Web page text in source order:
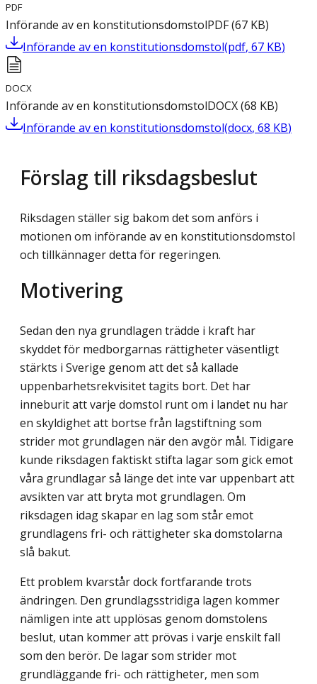
PDF
Införande av en konstitutionsdomstolPDF(67 KB)
Införande av en konstitutionsdomstol(pdf, 67 KB)
DOCX
Införande av en konstitutionsdomstolDOCX(68 KB)
Införande av en konstitutionsdomstol(docx, 68 KB)
Förslag till riksdagsbeslut
Riksdagen ställer sig bakom det som anförs i
motionen om införande av en konstitutionsdomstol
och tillkännager detta för regeringen.
Motivering
Sedan den nya grundlagen trädde i kraft har
skyddet för medborgarnas rättigheter väsentligt
stärkts i Sverige genom att det så kallade
uppenbarhetsrekvisitet tagits bort. Det har
inneburit att varje domstol runt om i landet nu har
en skyldighet att bortse från lagstiftning som
strider mot grundlagen när den avgör mål. Tidigare
kunde riksdagen faktiskt stifta lagar som gick emot
våra grundlagar så länge det inte var uppenbart att
avsikten var att bryta mot grundlagen. Om
riksdagen idag skapar en lag som står emot
grundlagens fri- och rättigheter ska domstolarna
slå bakut.
Ett problem kvarstår dock fortfarande trots
ändringen. Den grundlagsstridiga lagen kommer
nämligen inte att upplösas genom domstolens
beslut, utan kommer att prövas i varje enskilt fall
som den berör. De lagar som strider mot
grundläggande fri- och rättigheter, men som